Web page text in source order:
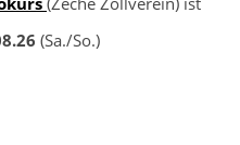
(Sa./So.)